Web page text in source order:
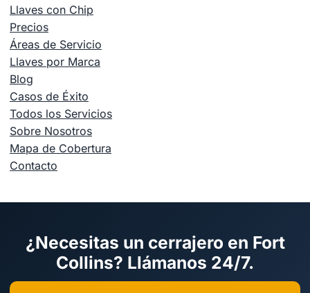
Llaves con Chip
Precios
Áreas de Servicio
Llaves por Marca
Blog
Casos de Éxito
Todos los Servicios
Sobre Nosotros
Mapa de Cobertura
Contacto
¿Necesitas un cerrajero en Fort
Collins? Llámanos 24/7.